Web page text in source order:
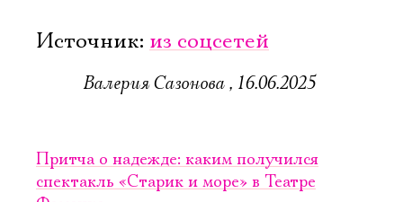
Источник: из соцсетей
Валерия Сазонова , 16.06.2025
Притча о надежде: каким получился
спектакль «Старик и море» в Театре